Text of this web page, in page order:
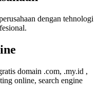
dengan tehnologi
domain .com, .my.id ,
online, search engine